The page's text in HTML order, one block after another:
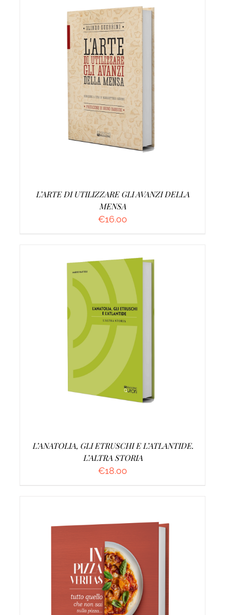
AGGIUNGI AL CARRELLO /
L’ARTE DI UTILIZZARE GLI AVANZI DELLA
MENSA
€16.00
AGGIUNGI AL CARRELLO /
L’ANATOLIA, GLI ETRUSCHI E L’ATLANTIDE.
L’ALTRA STORIA
€18.00
AGGIUNGI AL CARRELLO /